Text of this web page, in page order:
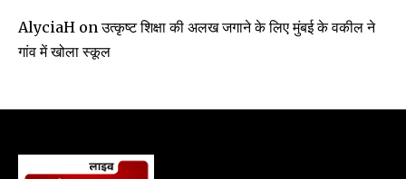
AlyciaH onउत्कृष्ट शिक्षा की अलख जगाने के लिए मुंबई के वकील ने
गांव में खोला स्कूल